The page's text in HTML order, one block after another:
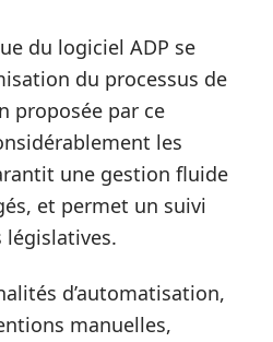
du logiciel ADP se
du processus de
proposée par ce
les
une gestion fluide
et permet un suivi
législatives.
d’automatisation,
manuelles,